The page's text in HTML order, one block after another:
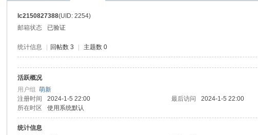
lc2150827388(UID: 2254)
邮箱状态
已验证
统计信息 回帖数 3 主题数 0
活跃概况
用户组萌新
注册时间
2024-1-5 22:00 最后访问 2024-1-5 22:00
所在时区
使用系统默认
统计信息